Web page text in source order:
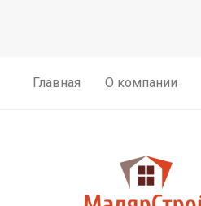
Главная О компании